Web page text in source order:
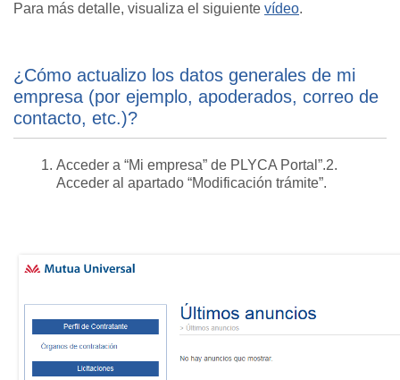
Para más detalle, visualiza el siguiente vídeo.
¿Cómo actualizo los datos generales de mi
empresa (por ejemplo, apoderados, correo de
contacto, etc.)?
Acceder a “Mi empresa” de PLYCA Portal”.2.
Acceder al apartado “Modificación trámite”.